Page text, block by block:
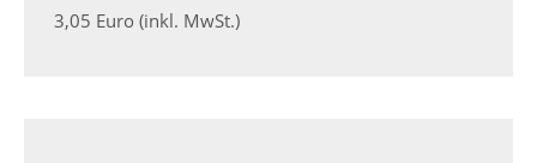
3,05 Euro (inkl. MwSt.)